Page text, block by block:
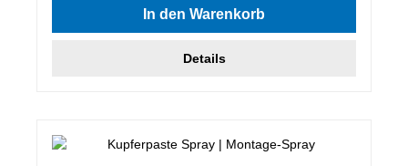
In den Warenkorb
Details